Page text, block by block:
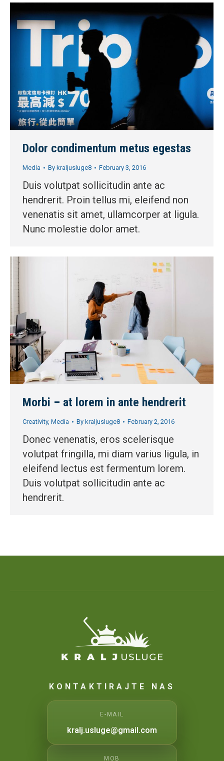
Dolor condimentum metus egestas
Media By kraljusluge8 February 3, 2016
Duis volutpat sollicitudin ante ac
hendrerit. Proin tellus mi, eleifend non
venenatis sit amet, ullamcorper at ligula.
Nunc molestie dolor amet.
Morbi – at lorem in ante hendrerit
Creativity, Media By kraljusluge8 February 2, 2016
Donec venenatis, eros scelerisque
volutpat fringilla, mi diam varius ligula, in
eleifend lectus est fermentum lorem.
Duis volutpat sollicitudin ante ac
hendrerit.
KONTAKTIRAJTE NAS
E-MAIL
kralj.usluge@gmail.com
MOB